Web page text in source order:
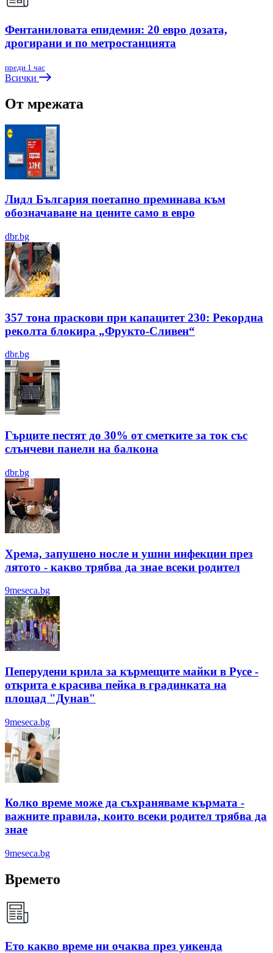
Фентаниловата епидемия: 20 евро дозата,
дрогирани и по метростанцията
преди 1 час
Всички
От мрежата
Лидл България поетапно преминава към
обозначаване на цените само в евро
dbr.bg
357 тона праскови при капацитет 230: Рекордна
реколта блокира „Фрукто-Сливен“
dbr.bg
Гърците пестят до 30% от сметките за ток със
слънчеви панели на балкона
dbr.bg
Хрема, запушено носле и ушни инфекции през
лятотo - какво трябва да знае всеки родител
9meseca.bg
Пеперудени крила за кърмещите майки в Русе -
открита е красива пейка в градинката на
площад "Дунав"
9meseca.bg
Колко време може да съхраняваме кърмата -
важните правила, които всеки родител трябва да
знае
9meseca.bg
Времето
Ето какво време ни очаква през уикенда